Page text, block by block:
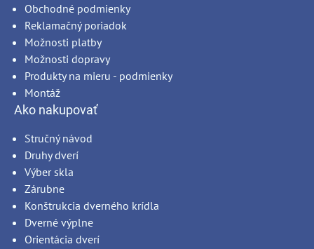
Obchodné podmienky
Reklamačný poriadok
Možnosti platby
Možnosti dopravy
Produkty na mieru - podmienky
Montáž
Ako nakupovať
Stručný návod
Druhy dverí
Výber skla
Zárubne
Konštrukcia dverného krídla
Dverné výplne
Orientácia dverí